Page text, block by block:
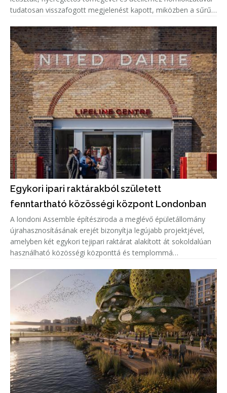
tudatosan visszafogott megjelenést kapott, miközben a sűrűn
privá
Egykori ipari raktárakból született
fenntartható közösségi központ Londonban
A londoni Assemble építésziroda a meglévő épületállomány
újrahasznosításának erejét bizonyítja legújabb projektjével,
amelyben két egykori tejipari raktárat alakított át sokoldalúan
használható közösségi központtá és templommá
Church és a Community